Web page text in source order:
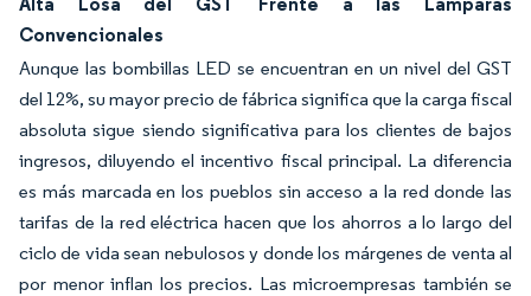
Convencionales
Aunque las bombillas LED se encuentran en un nivel del GST
del 12%, su mayor precio de fábrica significa que la carga fiscal
absoluta sigue siendo significativa para los clientes de bajos
ingresos, diluyendo el incentivo fiscal principal. La diferencia
es más marcada en los pueblos sin acceso a la red donde las
tarifas de la red eléctrica hacen que los ahorros a lo largo del
ciclo de vida sean nebulosos y donde los márgenes de venta al
por menor inflan los precios. Las microempresas también se